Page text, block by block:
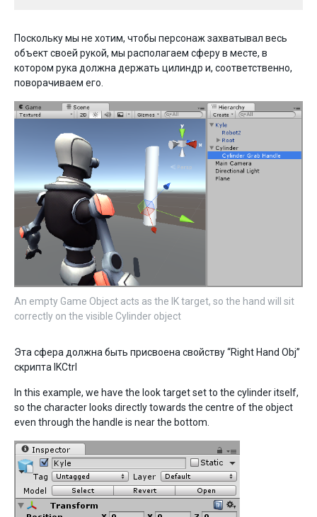
Поскольку мы не хотим, чтобы персонаж захватывал весь
объект своей рукой, мы располагаем сферу в месте, в
котором рука должна держать цилиндр и, соответственно,
поворачиваем его.
An empty Game Object acts as the IK target, so the hand will sit
correctly on the visible Cylinder object
Эта сфера должна быть присвоена свойству “Right Hand Obj”
скрипта IKCtrl
In this example, we have the look target set to the cylinder itself,
so the character looks directly towards the centre of the object
even through the handle is near the bottom.